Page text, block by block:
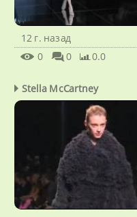
12 г. назад
0
0 0.0
Stella McCartney